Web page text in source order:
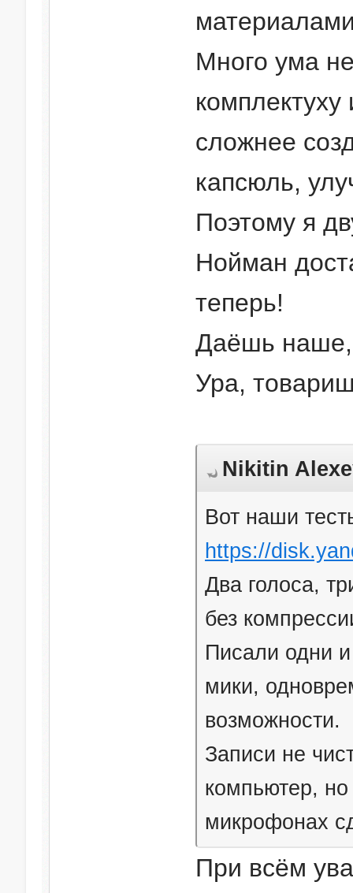
Много ума
сложнее
капсюль,
Поэтому я
Нойман
теперь!
Даёшь
Ура,
Nikitin
Вот наши
https://
Два голоса,
без
Писали одни
мики,
возможности.
Записи не
компьютер,
микрофонах
При всём